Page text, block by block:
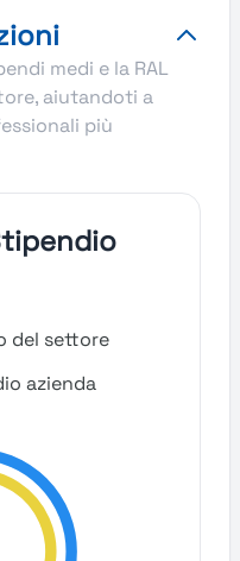
medi e la RAL
aiutandoti a
più
del settore
azienda